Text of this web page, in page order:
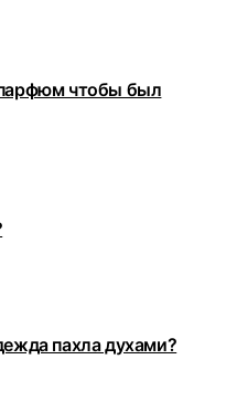
чтобы был
пахла духами?